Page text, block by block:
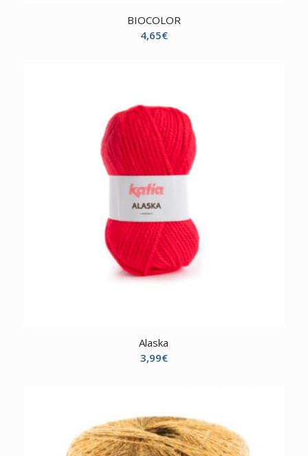
BIOCOLOR
4,65€
Alaska
3,99€